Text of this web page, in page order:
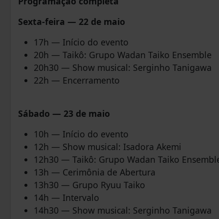
Sexta-feira — 22 de maio
17h — Início do evento
20h — Taikô: Grupo Wadan Taiko Ensemble
20h30 — Show musical: Serginho Tanigawa
22h — Encerramento
Sábado — 23 de maio
10h — Início do evento
12h — Show musical: Isadora Akemi
12h30 — Taikô: Grupo Wadan Taiko
13h — Cerimônia de Abertura
13h30 — Grupo Ryuu Taiko
14h — Intervalo
14h30 — Show musical: Serginho Tanigawa